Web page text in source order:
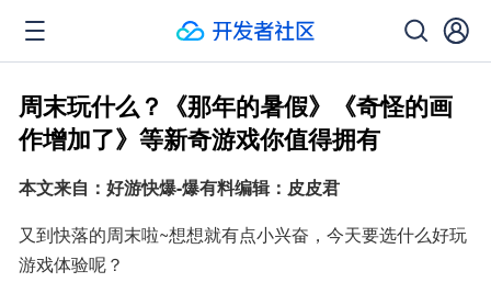
周末玩什么？《那年的暑假》《奇怪的画
作增加了》等新奇游戏你值得拥有
本文来自：好游快爆-爆有料编辑：皮皮君
又到快落的周末啦~想想就有点小兴奋，今天要选什么好玩
游戏体验呢？